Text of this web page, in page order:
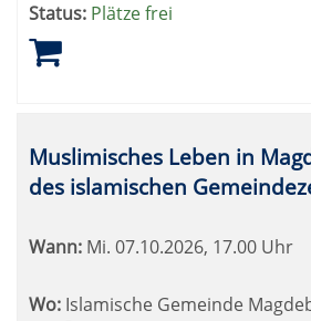
Status: Plätze frei
Muslimisches Leben in
des islamischen
Wann: Mi. 07.10.2026, 17.00 Uhr
Wo: Islamische Gemeinde